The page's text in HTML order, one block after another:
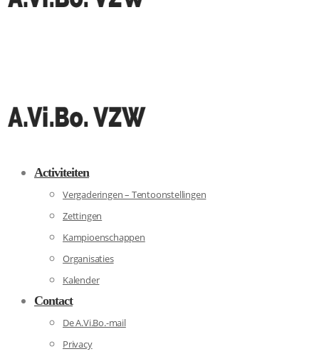
Activiteiten
Vergaderingen – Tentoonstellingen
Zettingen
Kampioenschappen
Organisaties
Kalender
Contact
De A.Vi.Bo.-mail
Privacy